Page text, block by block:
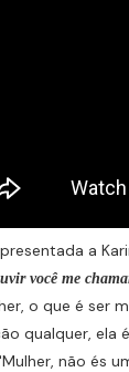
a
você me
o que é ser
qualquer, ela
não és